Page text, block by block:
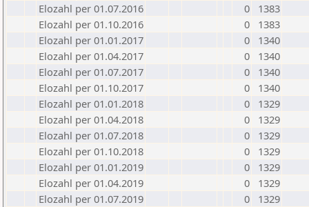
Elozahl per 01.07.2016
0
1383
Elozahl per 01.10.2016
0
1383
Elozahl per 01.01.2017
0
1340
Elozahl per 01.04.2017
0
1340
Elozahl per 01.07.2017
0
1340
Elozahl per 01.10.2017
0
1340
Elozahl per 01.01.2018
0
1329
Elozahl per 01.04.2018
0
1329
Elozahl per 01.07.2018
0
1329
Elozahl per 01.10.2018
0
1329
Elozahl per 01.01.2019
0
1329
Elozahl per 01.04.2019
0
1329
Elozahl per 01.07.2019
0
1329